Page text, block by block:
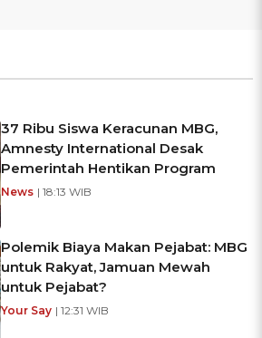
37 Ribu Siswa Keracunan MBG,
Amnesty International Desak
Pemerintah Hentikan Program
News | 18:13 WIB
Polemik Biaya Makan Pejabat: MBG
untuk Rakyat, Jamuan Mewah
untuk Pejabat?
Your Say | 12:31 WIB